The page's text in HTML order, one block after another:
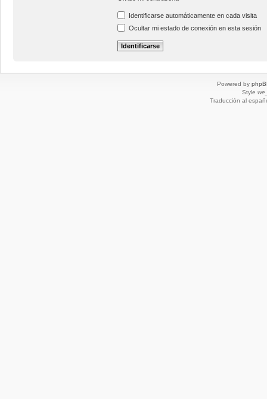
Identificarse automáticamente en cada visita
Ocultar mi estado de conexión en esta sesión
Powered by
Style
Traducción al